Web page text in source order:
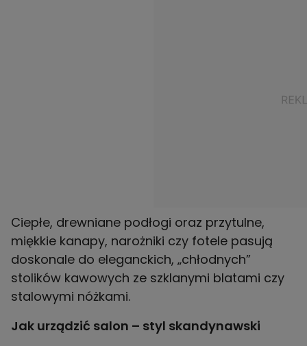
Ciepłe, drewniane podłogi oraz przytulne,
miękkie kanapy, narożniki czy fotele pasują
doskonale do eleganckich, „chłodnych”
stolików kawowych ze szklanymi blatami czy
stalowymi nóżkami.
Jak urządzić salon – styl skandynawski